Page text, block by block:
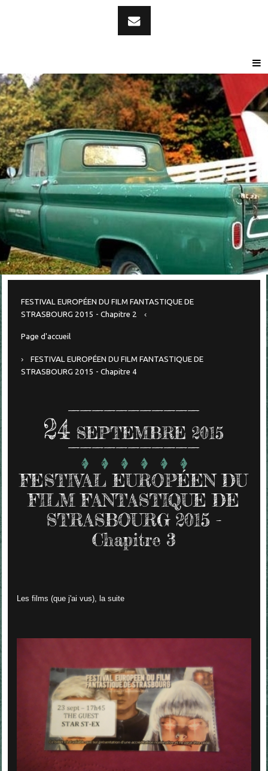
FESTIVAL EUROPÉEN DU FILM FANTASTIQUE DE
STRASBOURG 2015 - Chapitre 2
Page d'accueil
FESTIVAL EUROPÉEN DU FILM FANTASTIQUE DE
STRASBOURG 2015 - Chapitre 4
24 SEPTEMBRE 2015
FESTIVAL EUROPÉEN DU
FILM FANTASTIQUE DE
STRASBOURG 2015 -
Chapitre 3
Les films (que j'ai vus), la suite